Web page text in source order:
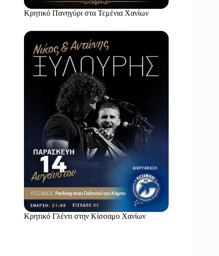
Κρητικό Πανηγύρι στα Τεμένια Χανίων
Κρητικό Γλέντι στην Κίσσαμο Χανίων